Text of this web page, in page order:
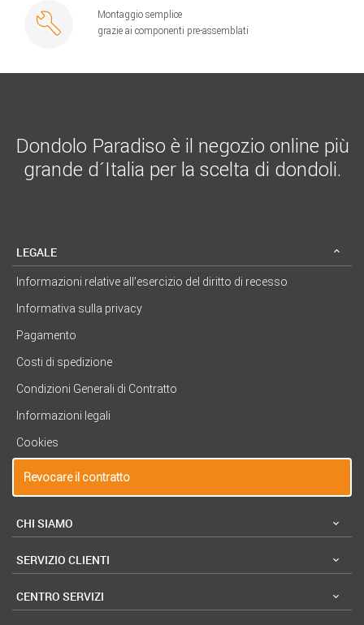
Montaggio semplice
grazie ai componenti pre-assemblati
Dondolo Paradiso è il negozio online più
grande d´Italia per la scelta di dondoli.
LEGALE
Informazioni relative all’esercizio del diritto di recesso
Informativa sulla privacy
Pagamento
Costi di spedizione
Condizioni Generali di Contratto
Informazioni legali
Cookies
Revocare il contratto
CHI SIAMO
SERVIZIO CLIENTI
CENTRO SERVIZI